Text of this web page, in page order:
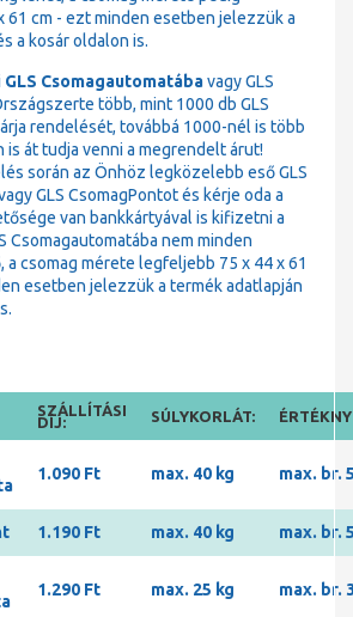
61 cm - ezt minden esetben jelezzük a
a kosár oldalon is.
GLS Csomagautomatábavagy GLS
több, mint 1000 db GLS
rendelését, továbbá 1000-nél is több
is át tudja venni a megrendelt árut!
során az Önhöz legközelebb eső GLS
GLS CsomagPontot és kérje oda a
van bankkártyával is kifizetni a
Csomagautomatába nem minden
csomag mérete legfeljebb 75 x 44 x 61
esetben jelezzük a termék adatlapján
SZÁLLÍTÁSI
DÍJ: SÚLYKORLÁT:
1.090 Ft max. 40 kg max. br.
1.190 Ft max. 40 kg max. br.
1.290 Ft max. 25 kg max. br.